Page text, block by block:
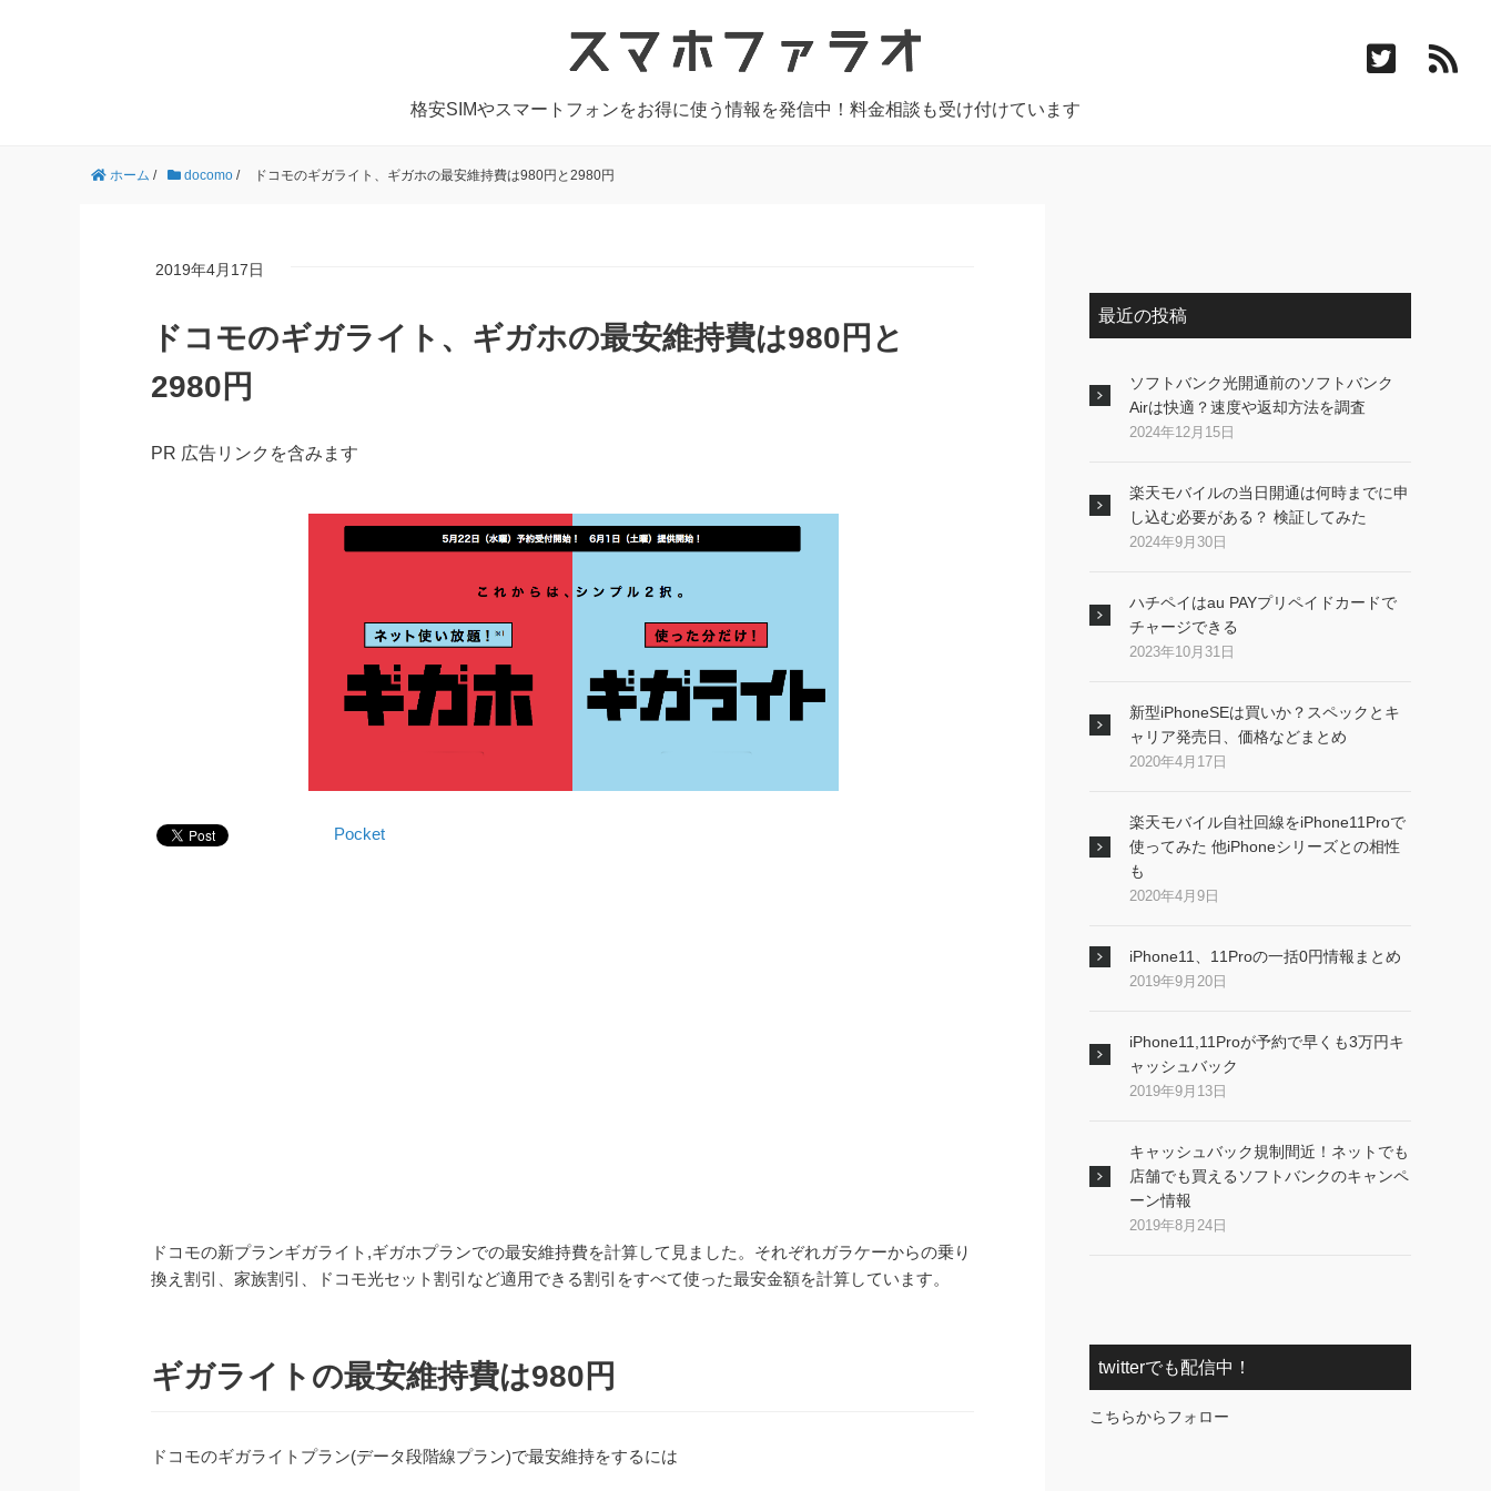
格安SIMやスマートフォンをお得に使う情報を発信中！料金相談も受け付けています
ホーム / docomo / ドコモのギガライト、ギガホの最安維持費は980円と2980円
2019年4月17日
ドコモのギガライト、ギガホの最安維持費は980円と
2980円
PR 広告リンクを含みます
Pocket
ドコモの新プランギガライト,ギガホプランでの最安維持費を計算して見ました。それぞれガラケーからの乗り
換え割引、家族割引、ドコモ光セット割引など適用できる割引をすべて使った最安金額を計算しています。
ギガライトの最安維持費は980円
ドコモのギガライトプラン(データ段階線プラン)で最安維持をするには
最近の投稿
ソフトバンク光開通前のソフトバンク
Airは快適？速度や返却方法を調査
2024年12月15日
楽天モバイルの当日開通は何時までに申
し込む必要がある？ 検証してみた
2024年9月30日
ハチペイはau PAYプリペイドカードで
チャージできる
2023年10月31日
新型iPhoneSEは買いか？スペックとキ
ャリア発売日、価格などまとめ
2020年4月17日
楽天モバイル自社回線をiPhone11Proで
使ってみた 他iPhoneシリーズとの相性
も
2020年4月9日
iPhone11、11Proの一括0円情報まとめ
2019年9月20日
iPhone11,11Proが予約で早くも3万円キ
ャッシュバック
2019年9月13日
キャッシュバック規制間近！ネットでも
店舗でも買えるソフトバンクのキャンペ
ーン情報
2019年8月24日
twitterでも配信中！
こちらからフォロー